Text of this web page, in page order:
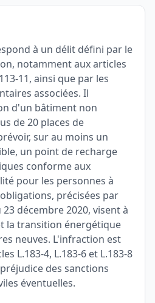
à un délit défini par le
notamment aux articles
11, ainsi que par les
associées. Il
d'un bâtiment non
de 20 places de
sur au moins un
un point de recharge
conforme aux
pour les personnes à
précisées par
décembre 2020, visent à
la transition énergétique
neuves. L'infraction est
L.183-4, L.183-6 et L.183-8
des sanctions
éventuelles.